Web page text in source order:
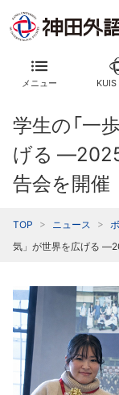
メニュー KUIS
学生の「一
げる
告会を開催
TOP ニュース
気」が世界を広げる